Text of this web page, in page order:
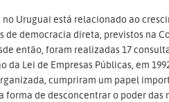
Uruguai está relacionado ao
democracia direta, previstos na
então, foram realizadas 17
Lei de Empresas Públicas, em
cumpriram um papel
de desconcentrar o poder das